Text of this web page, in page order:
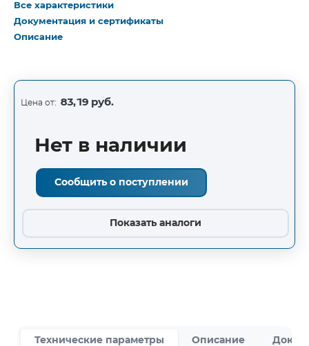
Все характеристики
Документация и сертификаты
Описание
Цена от: 83,19 руб.
Нет в наличии
Сообщить о поступлении
Показать аналоги
Технические параметры Описание